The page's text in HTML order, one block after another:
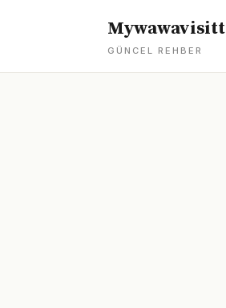
Mywawavisitt
GÜNCEL REHBER